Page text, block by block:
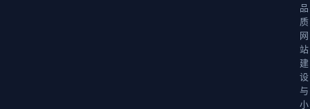
品
质
网
站
建
设
与
小